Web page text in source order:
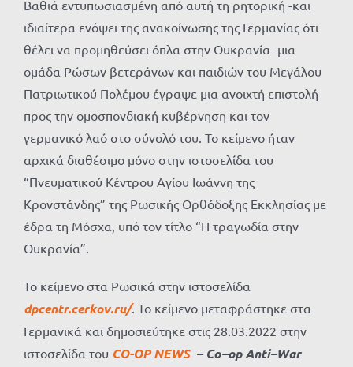
Βαθιά εντυπωσιασμένη από αυτή τη ρητορική -και
ιδιαίτερα ενόψει της ανακοίνωσης της Γερμανίας ότι
θέλει να προμηθεύσει όπλα στην Ουκρανία- μια
ομάδα Ρώσων βετεράνων και παιδιών του Μεγάλου
Πατριωτικού Πολέμου έγραψε μια ανοιχτή επιστολή
προς την ομοσπονδιακή κυβέρνηση και τον
γερμανικό λαό στο σύνολό του. Το κείμενο ήταν
αρχικά διαθέσιμο μόνο στην ιστοσελίδα του
“Πνευματικού Κέντρου Αγίου Ιωάννη της
Κρονστάνδης” της Ρωσικής Ορθόδοξης Εκκλησίας με
έδρα τη Μόσχα, υπό τον τίτλο “Η τραγωδία στην
Ουκρανία”.
Το κείμενο στα Ρωσικά στην ιστοσελίδα
dpcentr.cerkov.ru/. Το κείμενο μεταφράστηκε στα
Γερμανικά και δημοσιεύτηκε στις 28.03.2022 στην
ιστοσελίδα του CO-OP NEWS –Co–op Anti–War